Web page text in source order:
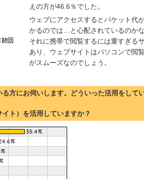
えの方が46.6％でした。
ウェブにアクセスするとパケット代
かるのでは…と心配されているのかな
それに携帯で閲覧するには重すぎる
あり、ウェブサイトはパソコンで閲
がスムーズなのでしょう。
方にお伺いします。どういった活用をして
ト）を活用していますか？